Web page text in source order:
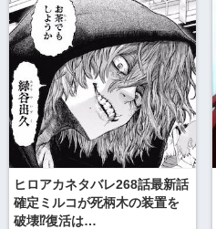
ヒロアカネタバレ268話最新話
確定ミルコが死柄木の装置を
破壊⁉︎復活は…